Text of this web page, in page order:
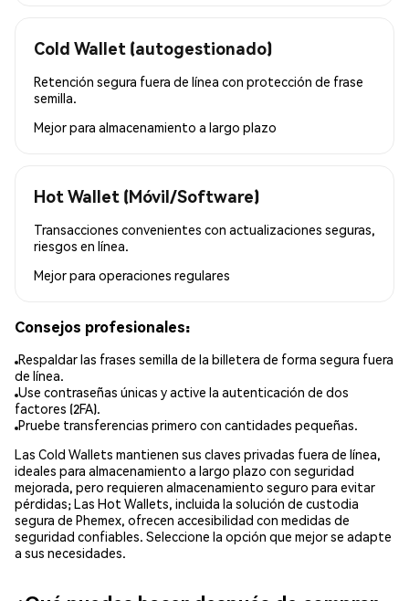
Cold Wallet (autogestionado)
Retención segura fuera de línea con protección de frase
semilla.
Mejor para almacenamiento a largo plazo
Hot Wallet (Móvil/Software)
Transacciones convenientes con actualizaciones seguras,
riesgos en línea.
Mejor para operaciones regulares
Consejos profesionales:
Respaldar las frases semilla de la billetera de forma segura fuera
de línea.
Use contraseñas únicas y active la autenticación de dos
factores (2FA).
Pruebe transferencias primero con cantidades pequeñas.
Las Cold Wallets mantienen sus claves privadas fuera de línea,
ideales para almacenamiento a largo plazo con seguridad
mejorada, pero requieren almacenamiento seguro para evitar
pérdidas; Las Hot Wallets, incluida la solución de custodia
segura de Phemex, ofrecen accesibilidad con medidas de
seguridad confiables. Seleccione la opción que mejor se adapte
a sus necesidades.